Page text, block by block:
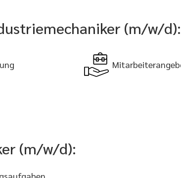
(m/w/d):
(m/w/d):